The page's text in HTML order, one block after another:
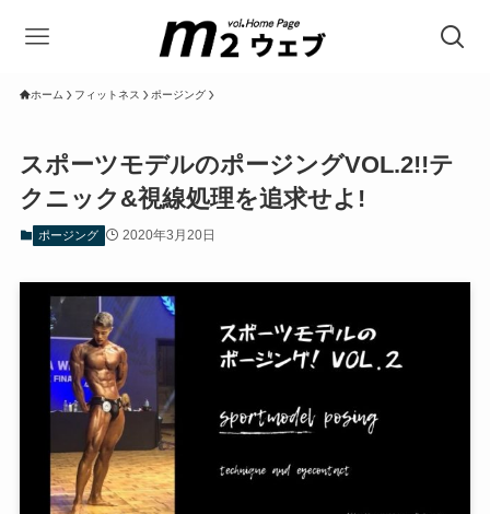
ホーム フィットネス ポージング
スポーツモデルのポージングVOL.2!!テ
クニック&視線処理を追求せよ!
ポージング 2020年3月20日